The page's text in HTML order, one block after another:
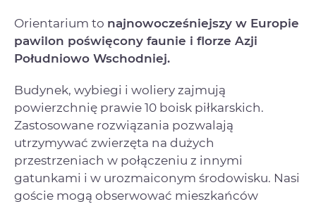
Orientarium to najnowocześniejszy w Europie
pawilon poświęcony faunie i florze Azji
Południowo Wschodniej.
Budynek, wybiegi i woliery zajmują
powierzchnię prawie 10 boisk piłkarskich.
Zastosowane rozwiązania pozwalają
utrzymywać zwierzęta na dużych
przestrzeniach w połączeniu z innymi
gatunkami i w urozmaiconym środowisku. Nasi
goście mogą obserwować mieszkańców